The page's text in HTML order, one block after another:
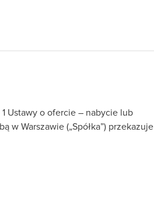
Ustawy o ofercie – nabycie lub
w Warszawie („Spółka”) przekazuje